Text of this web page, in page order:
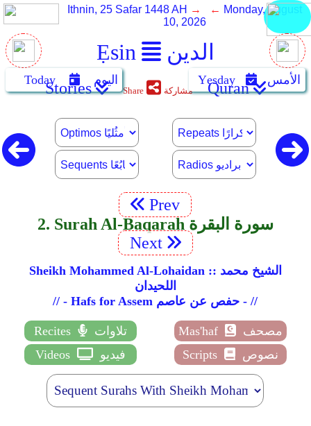
Ẹsin الدين
Ithnin, 25 Safar 1448 AH → ← Monday, August
10, 2026
Today اليوم Yẹsday الأمس Stories Share مشاركة Quran
Prev
2. Surah Al-Baqarah سورة البقرة
Next
Sheikh Mohammed Al-Lohaidan :: الشيخ محمد
اللحيدان
// - Hafs for Assem حفص عن عاصم - //
Recites تلاوات Mas'haf
مصحف
Videos
فيديو Scripts نصوص